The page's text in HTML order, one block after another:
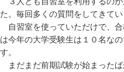
た。毎回多くの質問をしてきて
自習室を使っていただけで、
は今年の大学受験生は１０名な
す。
まだまだ前期試験が始まったば